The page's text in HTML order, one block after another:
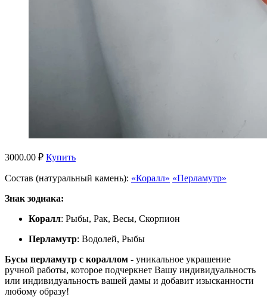
3000.00 ₽ Купить
Состав (натуральный камень): «Коралл» «Перламутр»
Знак зодиака:
Коралл: Рыбы, Рак, Весы, Скорпион
Перламутр: Водолей, Рыбы
Бусы перламутр с кораллом - уникальное украшение
ручной работы, которое подчеркнет Вашу индивидуальность
или индивидуальность вашей дамы и добавит изысканности
любому образу!